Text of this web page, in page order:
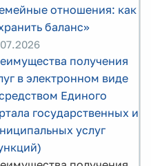
отношения: как
баланс»
получения
в электронном виде
Единого
государственных и
услуг